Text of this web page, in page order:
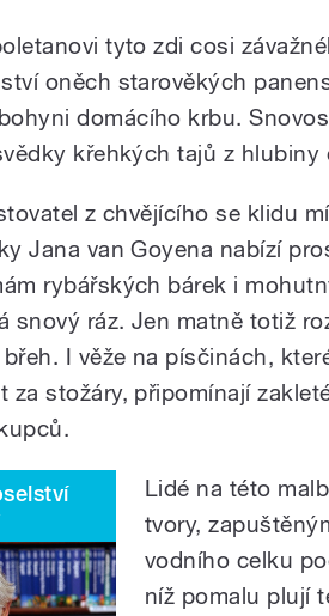
tyto zdi cosi
oněch starověkých
domácího krbu.
křehkých tajů z hlubiny
z chvějícího se klidu
Jana van Goyena nabízí
rybářských bárek i
snový ráz. Jen matně totiž
I věže na písčinách,
za stožáry, připomínají
Lidé na této
tvory,
vodního celku
níž pomalu plují